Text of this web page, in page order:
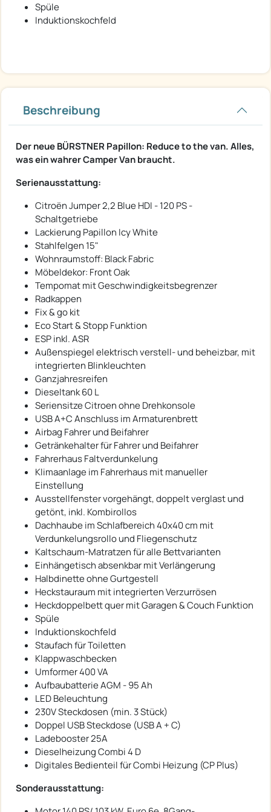
Spüle
Induktionskochfeld
Beschreibung
Der neue BÜRSTNER Papillon: Reduce to the van. Alles,
was ein wahrer Camper Van braucht.
Serienausstattung:
Citroën Jumper 2,2 Blue HDI - 120 PS -
Schaltgetriebe
Lackierung Papillon Icy White
Stahlfelgen 15"
Wohnraumstoff: Black Fabric
Möbeldekor: Front Oak
Tempomat mit Geschwindigkeitsbegrenzer
Radkappen
Fix & go kit
Eco Start & Stopp Funktion
ESP inkl. ASR
Außenspiegel elektrisch verstell- und beheizbar, mit
integrierten Blinkleuchten
Ganzjahresreifen
Dieseltank 60 L
Seriensitze Citroen ohne Drehkonsole
USB A+C Anschluss im Armaturenbrett
Airbag Fahrer und Beifahrer
Getränkehalter für Fahrer und Beifahrer
Fahrerhaus Faltverdunkelung
Klimaanlage im Fahrerhaus mit manueller
Einstellung
Ausstellfenster vorgehängt, doppelt verglast und
getönt, inkl. Kombirollos
Dachhaube im Schlafbereich 40x40 cm mit
Verdunkelungsrollo und Fliegenschutz
Kaltschaum-Matratzen für alle Bettvarianten
Einhängetisch absenkbar mit Verlängerung
Halbdinette ohne Gurtgestell
Heckstauraum mit integrierten Verzurrösen
Heckdoppelbett quer mit Garagen & Couch Funktion
Spüle
Induktionskochfeld
Staufach für Toiletten
Klappwaschbecken
Umformer 400 VA
Aufbaubatterie AGM - 95 Ah
LED Beleuchtung
230V Steckdosen (min. 3 Stück)
Doppel USB Steckdose (USB A + C)
Ladebooster 25A
Dieselheizung Combi 4 D
Digitales Bedienteil für Combi Heizung (CP Plus)
Sonderausstattung: